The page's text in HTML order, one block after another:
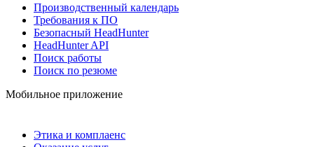
Производственный календарь
Требования к ПО
Безопасный HeadHunter
HeadHunter API
Поиск работы
Поиск по резюме
Мобильное приложение
Этика и комплаенс